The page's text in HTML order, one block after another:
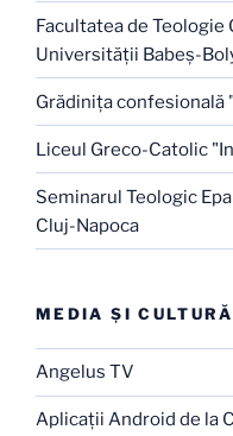
Facultatea de
Universităţii Babeş-
Grădiniţa confesională
Liceul Greco-Catolic
Seminarul Teologic
Cluj-Napoca
MEDIA ŞI
Angelus TV
Aplicaţii Android de la